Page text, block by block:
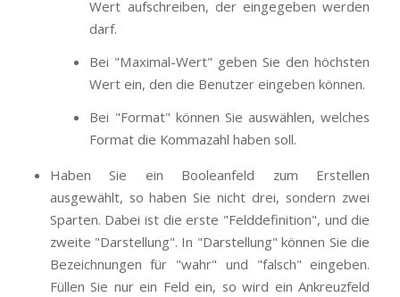
Wert aufschreiben, der eingegeben werden
darf.
Bei "Maximal-Wert" geben Sie den höchsten
Wert ein, den die Benutzer eingeben können.
Bei "Format" können Sie auswählen, welches
Format die Kommazahl haben soll.
Haben Sie ein Booleanfeld zum Erstellen
ausgewählt, so haben Sie nicht drei, sondern zwei
Sparten. Dabei ist die erste "Felddefinition", und die
zweite "Darstellung". In "Darstellung" können Sie die
Bezeichnungen für "wahr" und "falsch" eingeben.
Füllen Sie nur ein Feld ein, so wird ein Ankreuzfeld